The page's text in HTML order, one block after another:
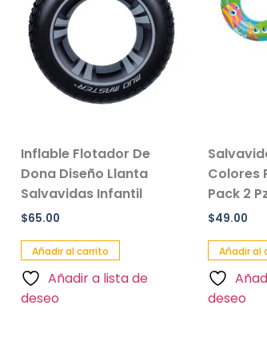
Inflable Flotador De
Dona Diseño Llanta
Salvavidas Infantil
$65.00
Añadir al carrito
Añadir a lista de
deseo
Colores
Pack 2
$49.00
Añadir al
deseo